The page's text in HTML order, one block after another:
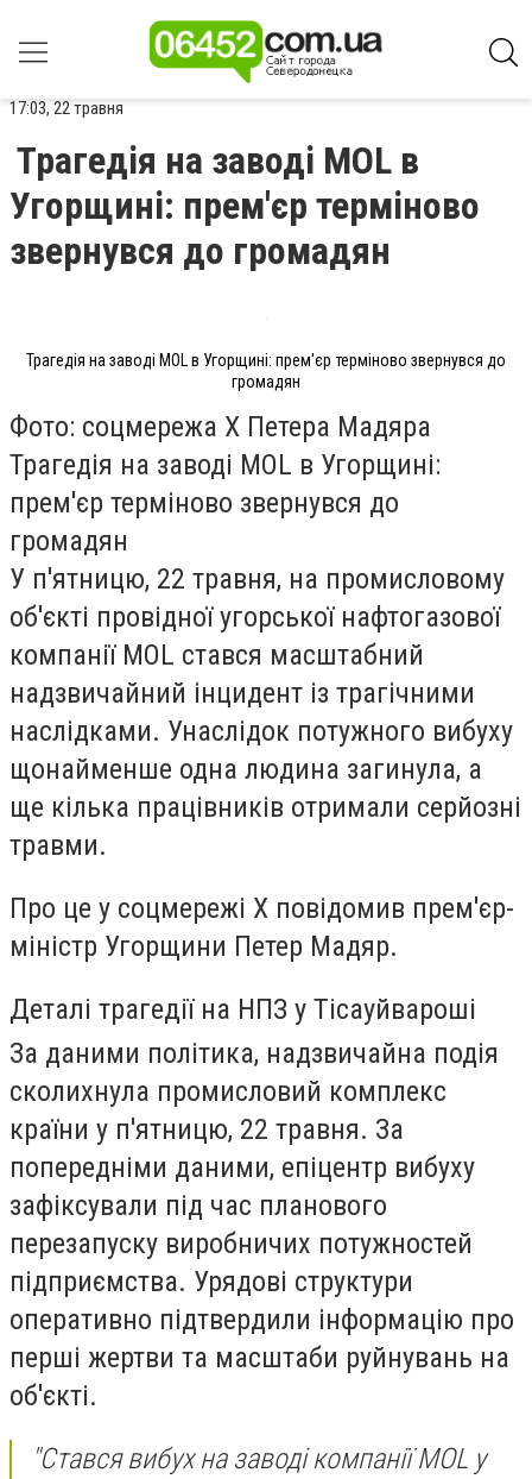
17:03, 22 травня
Трагедія на заводі MOL в
Угорщині: прем'єр терміново
звернувся до громадян
Трагедія на заводі MOL в Угорщині: прем'єр терміново звернувся до
громадян
Фото: соцмережа X Петера Мадяра
Трагедія на заводі MOL в Угорщині:
прем'єр терміново звернувся до
громадян
У п'ятницю, 22 травня, на промисловому
об'єкті провідної угорської нафтогазової
компанії MOL стався масштабний
надзвичайний інцидент із трагічними
наслідками. Унаслідок потужного вибуху
щонайменше одна людина загинула, а
ще кілька працівників отримали серйозні
травми.
Про це у соцмережі X повідомив прем'єр-
міністр Угорщини Петер Мадяр.
Деталі трагедії на НПЗ у Тісауйвароші
За даними політика, надзвичайна подія
сколихнула промисловий комплекс
країни у п'ятницю, 22 травня. За
попередніми даними, епіцентр вибуху
зафіксували під час планового
перезапуску виробничих потужностей
підприємства. Урядові структури
оперативно підтвердили інформацію про
перші жертви та масштаби руйнувань на
об'єкті.
"Стався вибух на заводі компанії MOL у